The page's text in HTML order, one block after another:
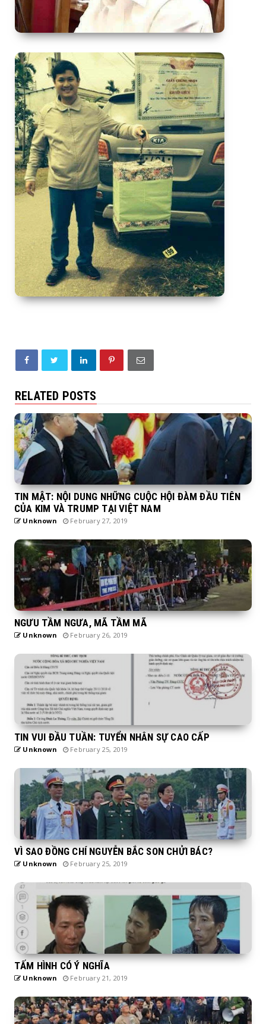
RELATED POSTS
TIN MẬT: NỘI DUNG NHỮNG CUỘC HỘI ĐÀM ĐẦU TIÊN
CỦA KIM VÀ TRUMP TẠI VIỆT NAM
Unknown February 27, 2019
NGƯU TẦM NGƯA, MÃ TẦM MÃ
Unknown February 26, 2019
TIN VUI ĐẦU TUẦN: TUYỂN NHÂN SỰ CAO CẤP
Unknown February 25, 2019
VÌ SAO ĐỒNG CHÍ NGUYỄN BẮC SON CHỬI BÁC?
Unknown February 25, 2019
TẤM HÌNH CÓ Ý NGHĨA
Unknown February 21, 2019